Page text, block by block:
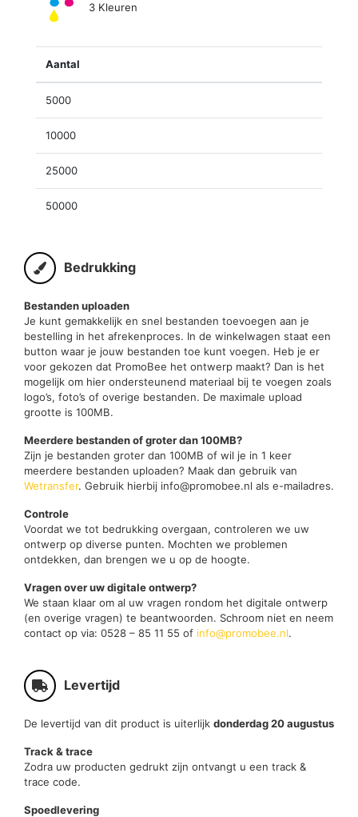
3 Kleuren
Aantal
5000
10000
25000
50000
Bedrukking
Bestanden uploaden
Je kunt gemakkelijk en snel bestanden toevoegen aan je
bestelling in het afrekenproces. In de winkelwagen staat een
button waar je jouw bestanden toe kunt voegen. Heb je er
voor gekozen dat PromoBee het ontwerp maakt? Dan is het
mogelijk om hier ondersteunend materiaal bij te voegen zoals
logo’s, foto’s of overige bestanden. De maximale upload
grootte is 100MB.
Meerdere bestanden of groter dan 100MB?
Zijn je bestanden groter dan 100MB of wil je in 1 keer
meerdere bestanden uploaden? Maak dan gebruik van
Wetransfer. Gebruik hierbij info@promobee.nl als e-mailadres.
Controle
Voordat we tot bedrukking overgaan, controleren we uw
ontwerp op diverse punten. Mochten we problemen
ontdekken, dan brengen we u op de hoogte.
Vragen over uw digitale ontwerp?
We staan klaar om al uw vragen rondom het digitale ontwerp
(en overige vragen) te beantwoorden. Schroom niet en neem
contact op via: 0528 – 85 11 55 of info@promobee.nl.
Levertijd
De levertijd van dit product is uiterlijk donderdag 20 augustus
Track & trace
Zodra uw producten gedrukt zijn ontvangt u een track &
trace code.
Spoedlevering